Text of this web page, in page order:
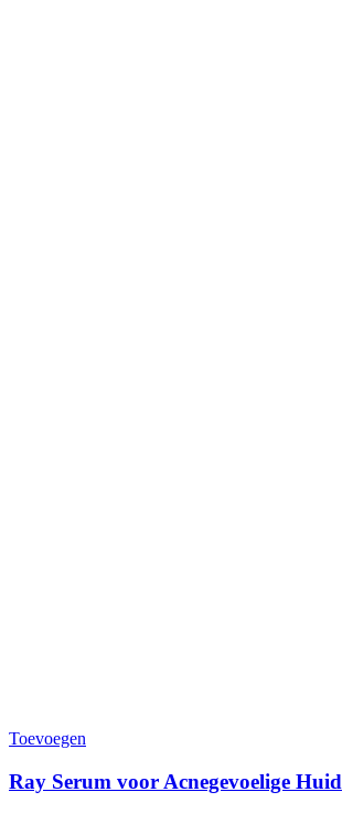
Toevoegen
Ray Serum voor Acnegevoelige Huid